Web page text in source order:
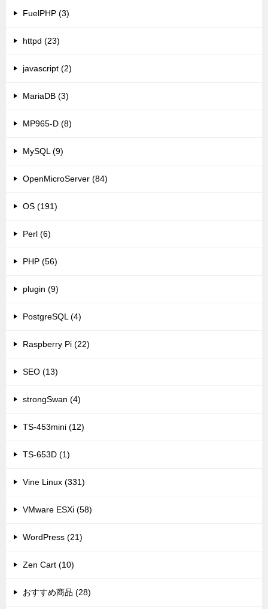
FuelPHP (3)
httpd (23)
javascript (2)
MariaDB (3)
MP965-D (8)
MySQL (9)
OpenMicroServer (84)
OS (191)
Perl (6)
PHP (56)
plugin (9)
PostgreSQL (4)
Raspberry Pi (22)
SEO (13)
strongSwan (4)
TS-453mini (12)
TS-653D (1)
Vine Linux (331)
VMware ESXi (58)
WordPress (21)
Zen Cart (10)
おすすめ商品 (28)